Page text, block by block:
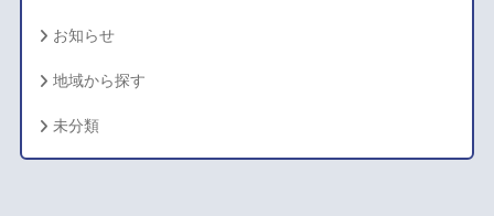
お知らせ
地域から探す
未分類